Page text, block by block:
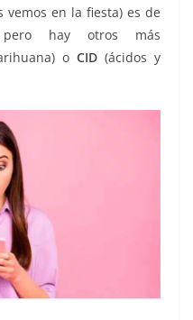
vemos en la fiesta) es de
pero hay otros más
o CID (ácidos y